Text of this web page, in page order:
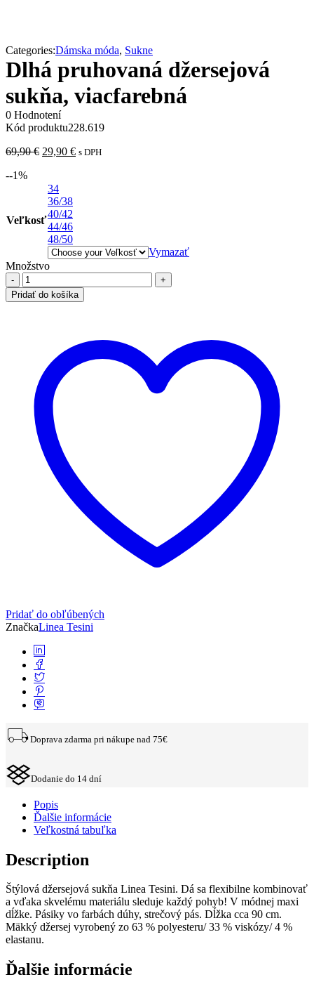
Categories:Dámska móda, Sukne
Dlhá pruhovaná džersejová
sukňa, viacfarebná
0 Hodnotení
Kód produktu228.619
69,90€ Pôvodná
69,90 €.
29,90 €Aktuálna
s DPH
--1%
Veľkosť
34
36/38
40/42
44/46
48/50
Vymazať
Množstvo
množstvo
Dlhá
pruhovaná
Pridať do košíka
Pridať do obľúbených
ZnačkaLinea Tesini
Doprava zdarma pri nákupe nad 75€
Dodanie do 14 dní
Popis
Ďalšie informácie
Veľkostná tabuľka
Description
Štýlová džersejová sukňa Linea Tesini. Dá sa flexibilne kombinovať
a vďaka skvelému materiálu sleduje každý pohyb! V módnej maxi
dĺžke. Pásiky vo farbách dúhy, strečový pás. Dĺžka cca 90 cm.
Mäkký džersej vyrobený zo 63 % polyesteru/ 33 % viskózy/ 4 %
elastanu.
Ďalšie informácie